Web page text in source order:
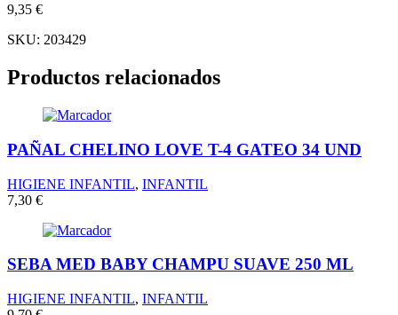
9,35 €
SKU: 203429
Productos relacionados
PAÑAL CHELINO LOVE T-4 GATEO 34 UND
HIGIENE INFANTIL, INFANTIL
7,30 €
SEBA MED BABY CHAMPU SUAVE 250 ML
HIGIENE INFANTIL, INFANTIL